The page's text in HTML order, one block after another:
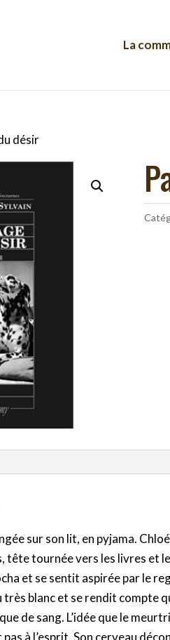
La
désir
sur son lit, en pyjama.
tête tournée vers les livres et
et se sentit aspirée par le
très blanc et se rendit compte
de sang. L’idée que le
à l’esprit. Son cerveau